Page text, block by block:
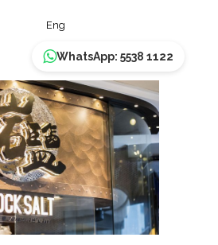
Eng
WhatsApp: 5538 1122